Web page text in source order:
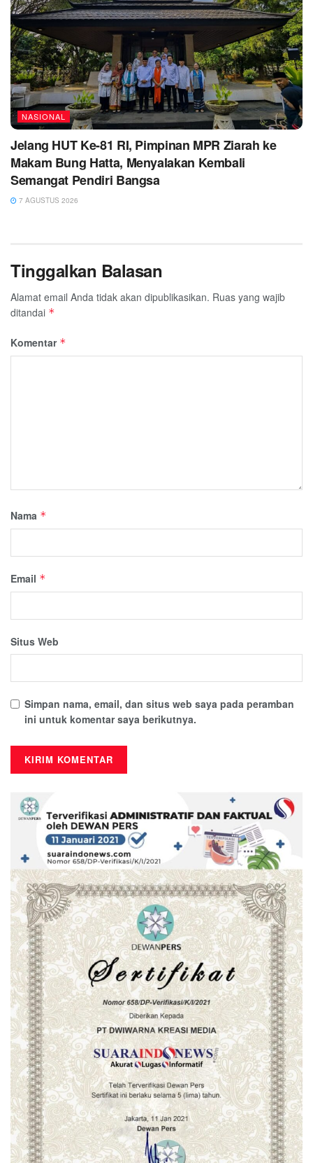
NASIONAL
Jelang HUT Ke-81 RI, Pimpinan MPR Ziarah ke
Makam Bung Hatta, Menyalakan Kembali
Semangat Pendiri Bangsa
7 AGUSTUS 2026
Tinggalkan Balasan
Alamat email Anda tidak akan dipublikasikan. Ruas yang wajib
ditandai *
Komentar *
Nama *
Email *
Situs Web
Simpan nama, email, dan situs web saya pada peramban
ini untuk komentar saya berikutnya.